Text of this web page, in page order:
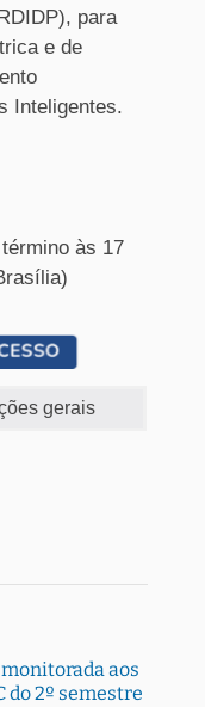
para
e de
Inteligentes.
às 17
gerais
aos
do 2º semestre